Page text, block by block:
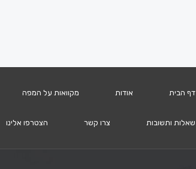
דף הבית אודות מקוואות על המפה
שאלות ותשובות צרו קשר הצטרפו אלינו